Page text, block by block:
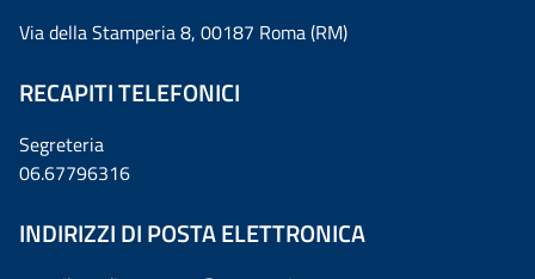
Via della Stamperia 8, 00187 Roma (RM)
RECAPITI TELEFONICI
Segreteria
06.67796316
INDIRIZZI DI POSTA ELETTRONICA